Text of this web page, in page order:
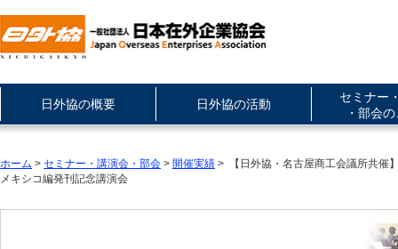
日外協の概要 日外協の活動
セミナー
・部会
ホーム > セミナー・講演会・部会 > 開催実績 > 【日外協・名古屋商工会議所共
メキシコ編発刊記念講演会